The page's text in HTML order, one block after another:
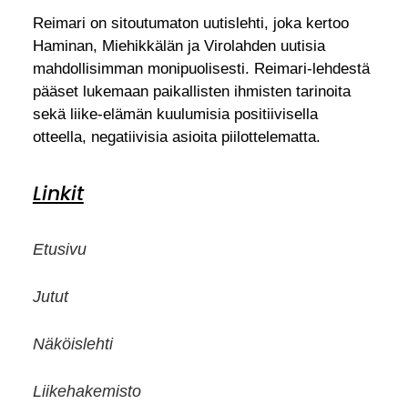
Reimari on sitoutumaton uutislehti, joka kertoo
Haminan, Miehikkälän ja Virolahden uutisia
mahdollisimman monipuolisesti. Reimari-lehdestä
pääset lukemaan paikallisten ihmisten tarinoita
sekä liike-elämän kuulumisia positiivisella
otteella, negatiivisia asioita piilottelematta.
Linkit
Etusivu
Jutut
Näköislehti
Liikehakemisto